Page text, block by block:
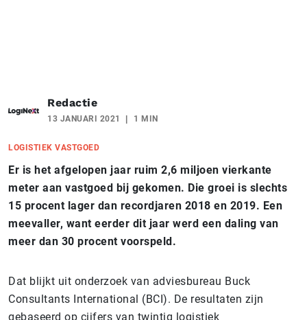
Redactie
13 JANUARI 2021 1 MIN
LOGISTIEK VASTGOED
Er is het afgelopen jaar ruim 2,6 miljoen vierkante
meter aan vastgoed bij gekomen. Die groei is slechts
15 procent lager dan recordjaren 2018 en 2019. Een
meevaller, want eerder dit jaar werd een daling van
meer dan 30 procent voorspeld.
Dat blijkt uit onderzoek van adviesbureau Buck
Consultants International (BCI). De resultaten zijn
gebaseerd op cijfers van twintig logistiek